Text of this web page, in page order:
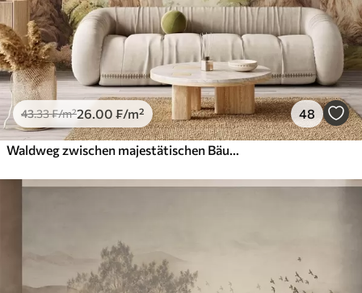
43.33₣/m²26.00 ₣/m² 48
Waldweg zwischen majestätischen Bäumen im Aquarellstil